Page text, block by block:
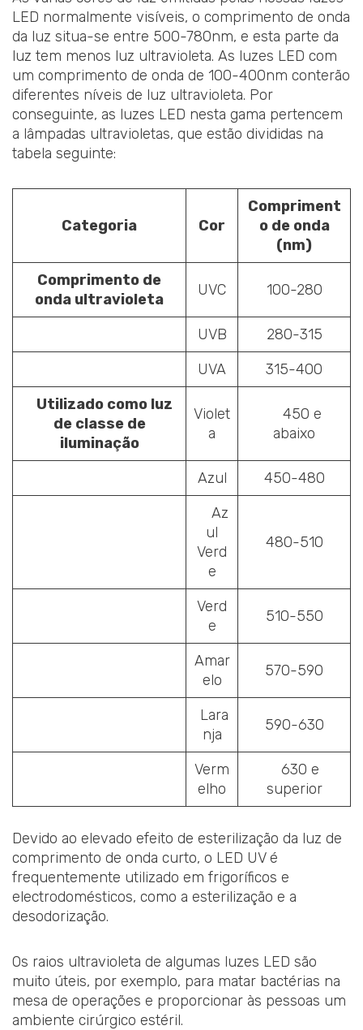
LED normalmente visíveis, o comprimento de onda
da luz situa-se entre 500-780nm, e esta parte da
luz tem menos luz ultravioleta. As luzes LED com
um comprimento de onda de 100-400nm conterão
diferentes níveis de luz ultravioleta. Por
conseguinte, as luzes LED nesta gama pertencem
a lâmpadas ultravioletas, que estão divididas na
tabela seguinte:
Categoria Cor
Compriment
o de onda
(nm)
Comprimento de
onda ultravioleta
UVC 100-280
UVB
280-315
UVA
315-400
Utilizado como luz
de classe de
iluminação
Violet
a
450 e
abaixo
Azul
450-480
Az
ul
Verd
e
480-510
Verd
e
510-550
Amar
elo
570-590
Lara
nja
590-630
Verm
elho
630 e
superior
Devido ao elevado efeito de esterilização da luz de
comprimento de onda curto, o LED UV é
frequentemente utilizado em frigoríficos e
electrodomésticos, como a esterilização e a
desodorização.
Os raios ultravioleta de algumas luzes LED são
muito úteis, por exemplo, para matar bactérias na
mesa de operações e proporcionar às pessoas um
ambiente cirúrgico estéril.